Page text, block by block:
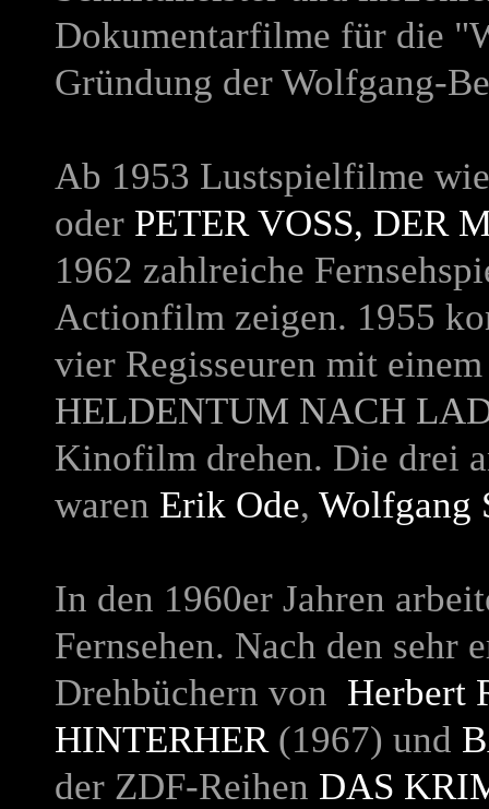
Dokumentarfilme für die
Gründung der Wolfgang-
Ab 1953 Lustspielfilme
oder PETER VOSS, DER
1962 zahlreiche
Actionfilm zeigen. 1955
vier Regisseuren mit
HELDENTUM NACH
Kinofilm drehen. Die drei
waren Erik Ode, Wolfgang
In den 1960er Jahren
Fernsehen. Nach den
Drehbüchern von Herbert
HINTERHER(1967) und
der ZDF-Reihen DAS